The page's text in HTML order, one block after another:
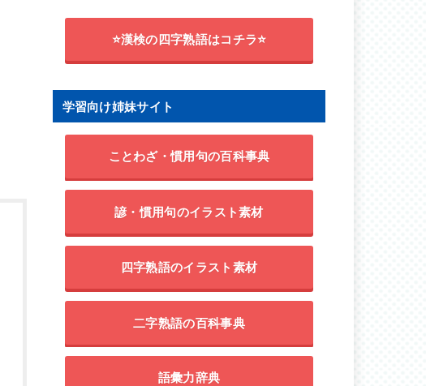
⭐漢検の四字熟語はコチラ⭐
学習向け姉妹サイト
ことわざ・慣用句の百科事典
諺・慣用句のイラスト素材
四字熟語のイラスト素材
二字熟語の百科事典
語彙力辞典